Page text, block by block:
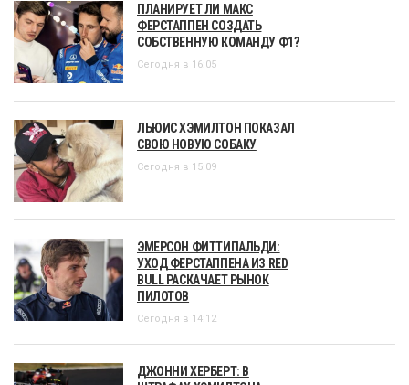
ПЛАНИРУЕТ ЛИ МАКС
ФЕРСТАППЕН СОЗДАТЬ
СОБСТВЕННУЮ КОМАНДУ Ф1?
Сегодня в 16:05
ЛЬЮИС ХЭМИЛТОН ПОКАЗАЛ
СВОЮ НОВУЮ СОБАКУ
Сегодня в 15:09
ЭМЕРСОН ФИТТИПАЛЬДИ:
УХОД ФЕРСТАППЕНА ИЗ RED
BULL РАСКАЧАЕТ РЫНОК
ПИЛОТОВ
Сегодня в 14:12
ДЖОННИ ХЕРБЕРТ: В